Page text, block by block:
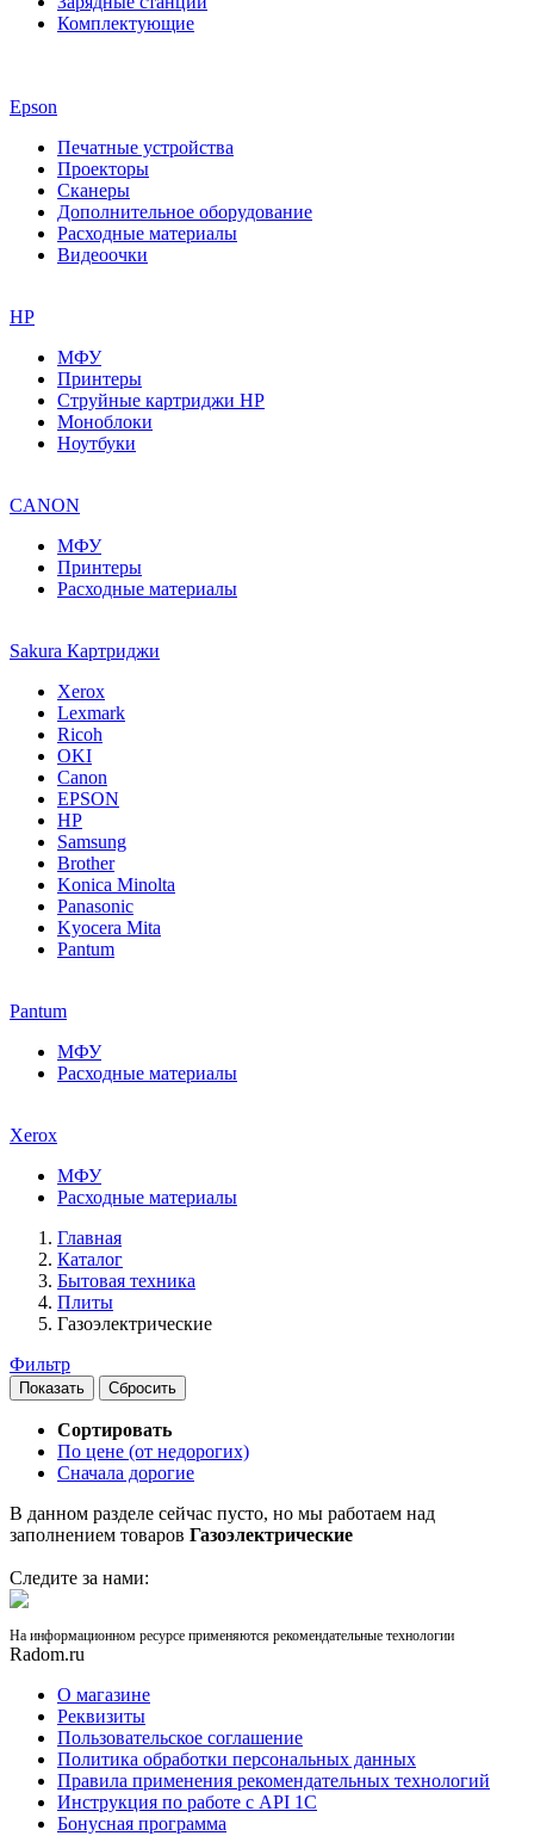
Комплектующие
Epson
Печатные устройства
Проекторы
Сканеры
Дополнительное оборудование
Расходные материалы
Видеоочки
HP
МФУ
Принтеры
Струйные картриджи HP
Моноблоки
Ноутбуки
CANON
МФУ
Принтеры
Расходные материалы
Sakura Картриджи
Xerox
Lexmark
Ricoh
OKI
Canon
EPSON
HP
Samsung
Brother
Konica Minolta
Panasonic
Kyocera Mita
Pantum
Pantum
МФУ
Расходные материалы
Xerox
МФУ
Расходные материалы
Главная
Каталог
Бытовая техника
Плиты
Газоэлектрические
Фильтр
Сортировать
По цене (от недорогих)
Сначала дорогие
В данном разделе сейчас пусто, но мы работаем над
заполнением товаров Газоэлектрические
Следите за нами:
На информационном ресурсе применяются рекомендательные технологии
Radom.ru
О магазине
Реквизиты
Пользовательское соглашение
Политика обработки персональных данных
Правила применения рекомендательных технологий
Инструкция по работе с API 1C
Бонусная программа